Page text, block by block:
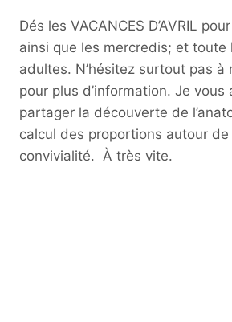
Dés les VACANCES D’AVRIL
ainsi que les mercredis; et toute
adultes. N’hésitez surtout pas à
pour plus d’information. Je vous
partager la découverte de
calcul des proportions autour de
convivialité. À très vite.